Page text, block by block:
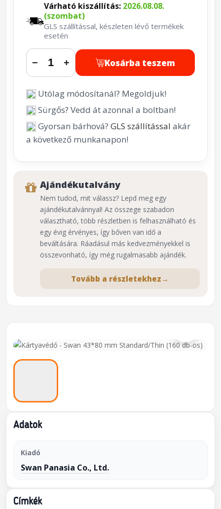
⌕
Adatok
Kiadó
Swan Panasia Co., Ltd.
Címkék
Várható kiszállítás: 2026.08.08.
(szombat)
GLS szállítással, készleten lévő termékek
esetén
− + Kosárba teszem
Utólag módosítanál? Megoldjuk!
Sürgős? Vedd át azonnal a boltban!
Gyorsan bárhová? GLS szállítással akár
a következő munkanapon!
Ajándékutalvány
Nem tudod, mit válassz? Lepd meg egy
ajándékutalvánnyal! Az összege szabadon
választható, több részletben is felhasználható és
egy évig érvényes, így bőven van idő a
beváltására. Ráadásul más kedvezményekkel is
összevonható, így még rugalmasabb ajándék.
Tovább a részletekhez →